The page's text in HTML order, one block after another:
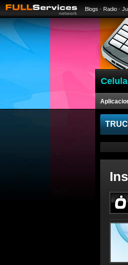
Blogs · Radio ·
Celulares